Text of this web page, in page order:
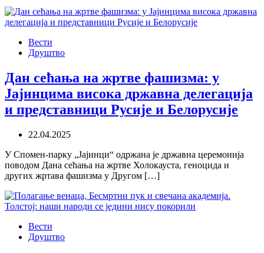
Вести
Друштво
Дан сећања на жртве фашизма: у
Јајинцима висока државна делегација
и представници Русије и Белорусије
22.04.2025
У Спомен-парку „Јајинци“ одржана је државна церемонија
поводом Дана сећања на жртве Холокауста, геноцида и
других жртава фашизма у Другом […]
Вести
Друштво